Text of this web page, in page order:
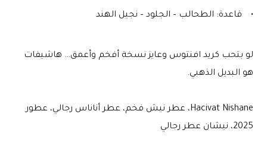
قاعدة: الطحالب – الجلود – نجيل الهند
هو البديل الذهبي.
Hacivat Nishane، عطر نيش فخم، عطر أناناس رجالي، عطور
2025، نيشان عطر رجالي